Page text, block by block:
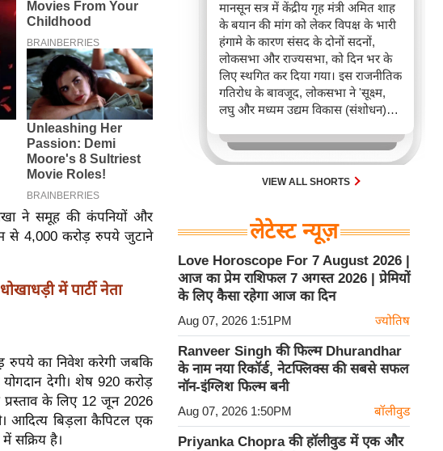
ने समूह की कंपनियों और
से 4,000 करोड़ रुपये जुटाने
में पार्टी नेता
रुपये का निवेश करेगी जबकि
देगी। शेष 920 करोड़
के लिए 12 जून 2026
आदित्य बिड़ला कैपिटल एक
सक्रिय है।
मानसून सत्र में केंद्रीय गृह मंत्री अमित शाह
के बयान की मांग को लेकर विपक्ष के भारी
हंगामे के कारण संसद के दोनों सदनों,
लोकसभा और राज्यसभा, को दिन भर के
लिए स्थगित कर दिया गया। इस राजनीतिक
गतिरोध के बावजूद, लोकसभा ने 'सूक्ष्म,
लघु और मध्यम उद्यम विकास (संशोधन)
उद्देश्य MSME क्षेत्र में पंजीकरण और
अनुपालन को सरल बनाना है।
VIEW ALL SHORTS
लेटेस्ट न्यूज़
Love Horoscope For 7 August 2026 |
आज का प्रेम राशिफल 7 अगस्त 2026 | प्रेमियों
के लिए कैसा रहेगा आज का दिन
Aug 07, 2026 1:51PM ज्योतिष
Ranveer Singh की फिल्म Dhurandhar
के नाम नया रिकॉर्ड, नेटफ्लिक्स की सबसे सफल
नॉन-इंग्लिश फिल्म बनी
Aug 07, 2026 1:50PM बॉलीवुड
Priyanka Chopra की हॉलीवुड में एक और